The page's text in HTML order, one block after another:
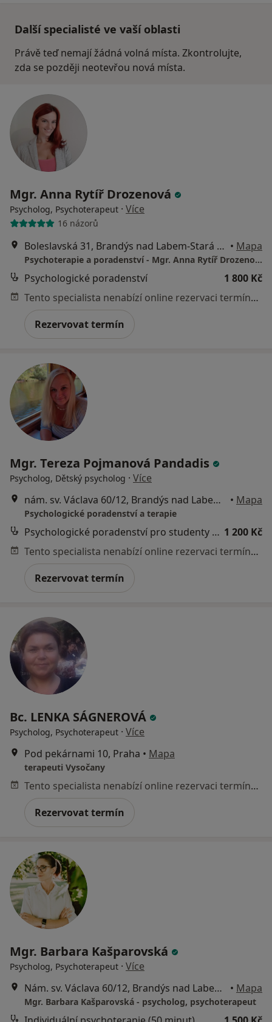
Další specialisté ve vaší oblasti
Právě teď nemají žádná volná místa. Zkontrolujte,
zda se později neotevřou nová místa.
Mgr. Anna Rytíř Drozenová
Psycholog, Psychoterapeut · Více
16 názorů
Boleslavská 31, Brandýs nad Labem-Stará Boleslav • Mapa
Psychoterapie a poradenství - Mgr. Anna Rytíř Drozenová
Psychologické poradenství
1 800 Kč
Tento specialista nenabízí online rezervaci termínu na této adrese.
Rezervovat termín
Mgr. Tereza Pojmanová Pandadis
Psycholog, Dětský psycholog · Více
nám. sv. Václava 60/12, Brandýs nad Labem-Stará Boleslav
• Mapa
Psychologické poradenství a terapie
Psychologické poradenství pro studenty / 50min - denní studium bakalářské či magisterské a střední školy 1 200 Kč
Tento specialista nenabízí online rezervaci termínu na této adrese.
Rezervovat termín
Bc. LENKA SÁGNEROVÁ
Psycholog, Psychoterapeut · Více
Pod pekárnami 10, Praha • Mapa
terapeuti Vysočany
Tento specialista nenabízí online rezervaci termínu na této adrese.
Rezervovat termín
Mgr. Barbara Kašparovská
Psycholog, Psychoterapeut · Více
Nám. sv. Václava 60/12, Brandýs nad Labem-Stará Boleslav
• Mapa
Mgr. Barbara Kašparovská - psycholog, psychoterapeut